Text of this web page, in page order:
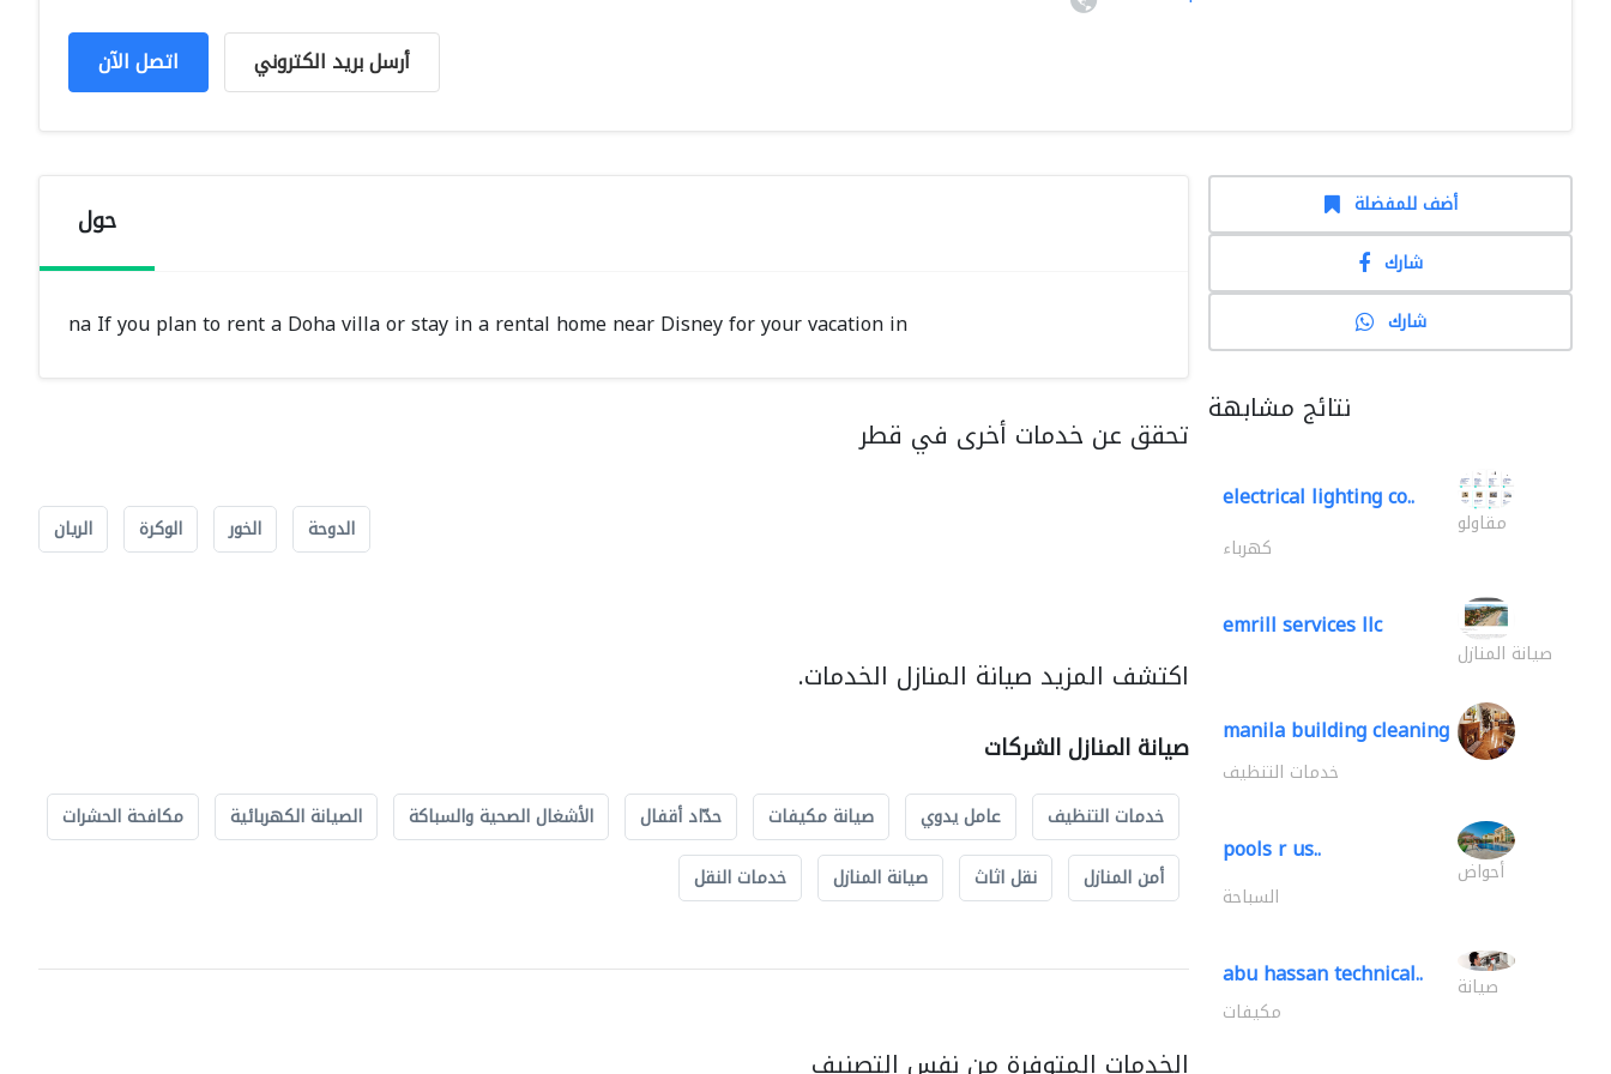
اتصل الآن أرسل بريد الكتروني
حول
na If you plan to rent a Doha villa or stay in a rental home near Disney for your vacation in
تحقق عن خدمات أخرى في قطر
الدوحة الخور الوكرة الريان
اكتشف المزيد صيانة المنازل الخدمات.
صيانة المنازل الشركات
خدمات التنظيف عامل يدوي صيانة مكيفات حدّاد أقفال الأشغال الصحية والسباكة الصيانة الكهربائية
مكافحة الحشرات
أمن المنازل
نقل اثاث صيانة المنازل خدمات النقل
الخدمات المتوفرة من نفس التصنيف
أضف للمفضلة
شارك
شارك
نتائج مشابهة
electrical lighting co..
مقاولو
كهرباء
emrill services llc
صيانة المنازل
manila building cleaning
خدمات التنظيف
pools r us..
أحواض
السباحة
abu hassan technical.. صيانة
مكيفات